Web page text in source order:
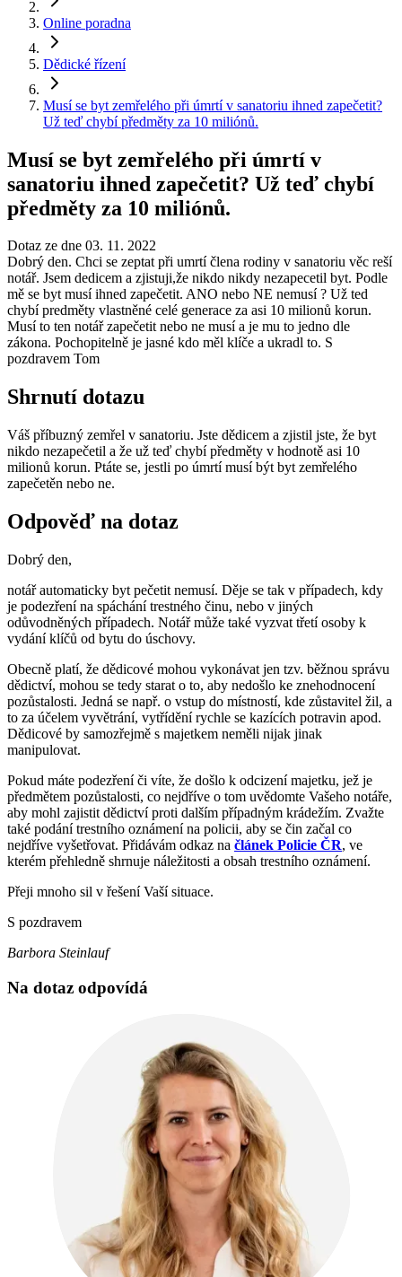
Online poradna
Dědické řízení
Musí se byt zemřelého při úmrtí v sanatoriu ihned zapečetit?
Už teď chybí předměty za 10 miliónů.
Musí se byt zemřelého při úmrtí v
sanatoriu ihned zapečetit? Už teď chybí
předměty za 10 miliónů.
Dotaz ze dne 03. 11. 2022
Dobrý den. Chci se zeptat při umrtí člena rodiny v sanatoriu věc reší
notář. Jsem dedicem a zjistuji,že nikdo nikdy nezapecetil byt. Podle
mě se byt musí ihned zapečetit. ANO nebo NE nemusí ? Už ted
chybí predměty vlastněné celé generace za asi 10 milionů korun.
Musí to ten notář zapečetit nebo ne musí a je mu to jedno dle
zákona. Pochopitelně je jasné kdo měl klíče a ukradl to. S
pozdravem Tom
Shrnutí dotazu
Váš příbuzný zemřel v sanatoriu. Jste dědicem a zjistil jste, že byt
nikdo nezapečetil a že už teď chybí předměty v hodnotě asi 10
milionů korun. Ptáte se, jestli po úmrtí musí být byt zemřelého
zapečetěn nebo ne.
Odpověď na dotaz
Dobrý den,
notář automaticky byt pečetit nemusí. Děje se tak v případech, kdy
je podezření na spáchání trestného činu, nebo v jiných
odůvodněných případech. Notář může také vyzvat třetí osoby k
vydání klíčů od bytu do úschovy.
Obecně platí, že dědicové mohou vykonávat jen tzv. běžnou správu
dědictví, mohou se tedy starat o to, aby nedošlo ke znehodnocení
pozůstalosti. Jedná se např. o vstup do místností, kde zůstavitel žil, a
to za účelem vyvětrání, vytřídění rychle se kazících potravin apod.
Dědicové by samozřejmě s majetkem neměli nijak jinak
manipulovat.
Pokud máte podezření či víte, že došlo k odcizení majetku, jež je
předmětem pozůstalosti, co nejdříve o tom uvědomte Vašeho notáře,
aby mohl zajistit dědictví proti dalším případným krádežím. Zvažte
také podání trestního oznámení na policii, aby se čin začal co
nejdříve vyšetřovat. Přidávám odkaz na článek Policie ČR, ve
kterém přehledně shrnuje náležitosti a obsah trestního oznámení.
Přeji mnoho sil v řešení Vaší situace.
S pozdravem
Barbora Steinlauf
Na dotaz odpovídá